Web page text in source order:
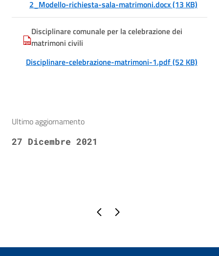
2_Modello-richiesta-sala-matrimoni.docx (13 KB)
Disciplinare comunale per la celebrazione dei
matrimoni civili
Disciplinare-celebrazione-matrimoni-1.pdf (52 KB)
Ultimo aggiornamento
27 Dicembre 2021
Pagina precedente